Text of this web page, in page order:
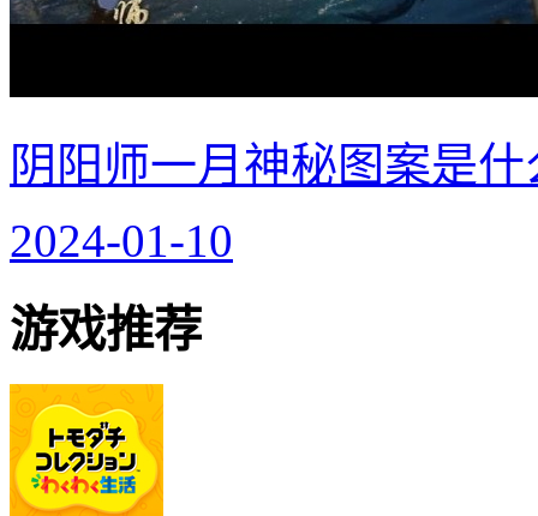
阴阳师一月神秘图案是
2024-01-10
游戏推荐